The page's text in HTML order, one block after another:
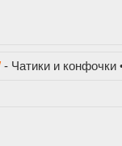
- Чатики и конфочки